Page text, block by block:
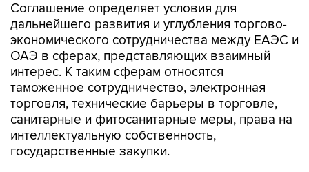
Соглашение определяет условия для
дальнейшего развития и углубления торгово-
экономического сотрудничества между ЕАЭС и
ОАЭ в сферах, представляющих взаимный
интерес. К таким сферам относятся
таможенное сотрудничество, электронная
торговля, технические барьеры в торговле,
санитарные и фитосанитарные меры, права на
интеллектуальную собственность,
государственные закупки.